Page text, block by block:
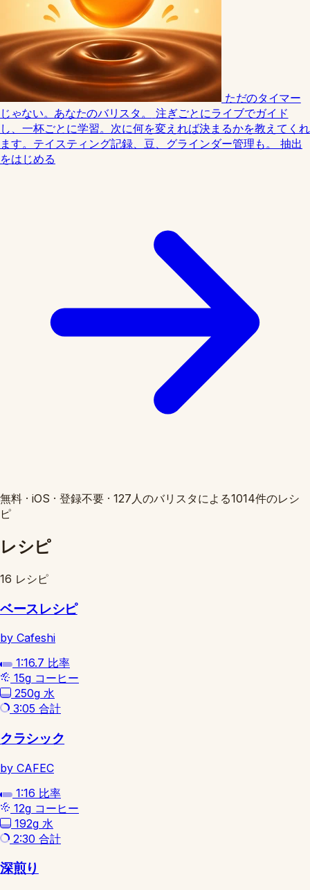
ただのタイマー
じゃない。あなたのバリスタ。
注ぎごとにライブでガイド
し、一杯ごとに学習。次に何を変えれば決まるかを教えてくれ
ます。テイスティング記録、豆、グラインダー管理も。
抽出
をはじめる
無料 · iOS · 登録不要 · 127人のバリスタによる1014件のレシ
ピ
レシピ
16 レシピ
ベースレシピ
by Cafeshi
1:16.7 比率
15g コーヒー
250g 水
3:05 合計
クラシック
by CAFEC
1:16 比率
12g コーヒー
192g 水
2:30 合計
深煎り